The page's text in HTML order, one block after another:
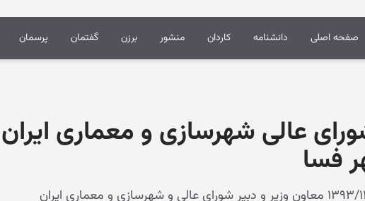
صفحه اصلی دانشنامه کاردان منشور برزن گفتمان پرسمان
عالی شهرسازی و معماری
فسا